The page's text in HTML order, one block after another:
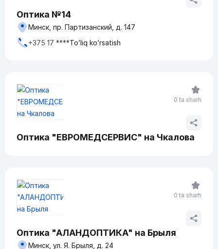
Оптика №14
Минск, пр. Партизанский, д. 147
+375 17 ****To’liq ko’rsatish
Оптика "ЕВРОМЕДСЕРВИС" на Чкалова
0 ta sharh
Оптика "АЛАНДОПТИКА" на Брыля
Минск, ул. Я. Брыля, д. 24
0 ta sharh